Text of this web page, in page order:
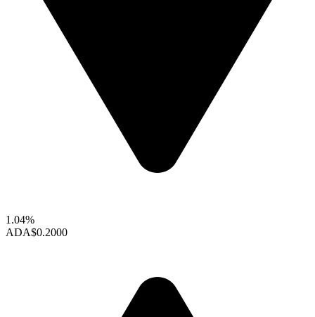
1.04%
ADA$0.2000